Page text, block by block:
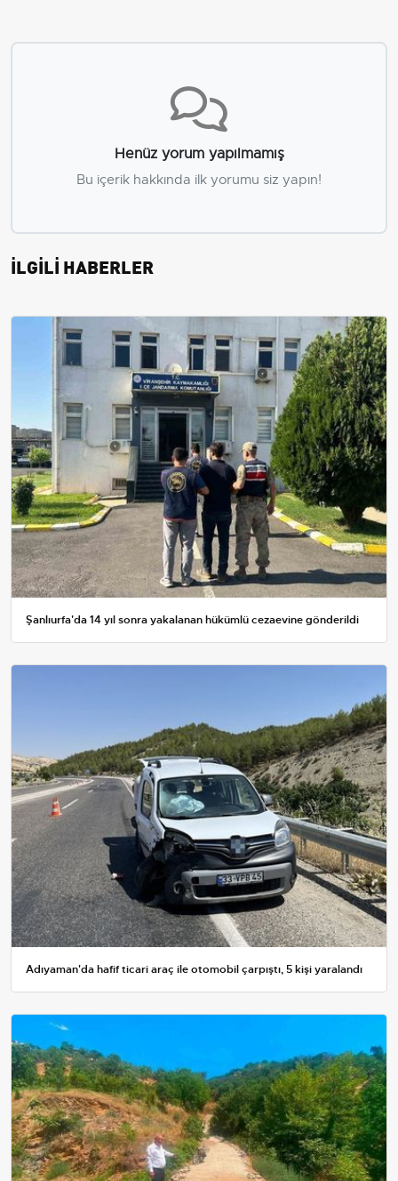
Henüz yorum yapılmamış
Bu içerik hakkında ilk yorumu siz yapın!
İLGİLİ HABERLER
Şanlıurfa'da 14 yıl sonra yakalanan hükümlü cezaevine gönderildi
Adıyaman'da hafif ticari araç ile otomobil çarpıştı, 5 kişi yaralandı